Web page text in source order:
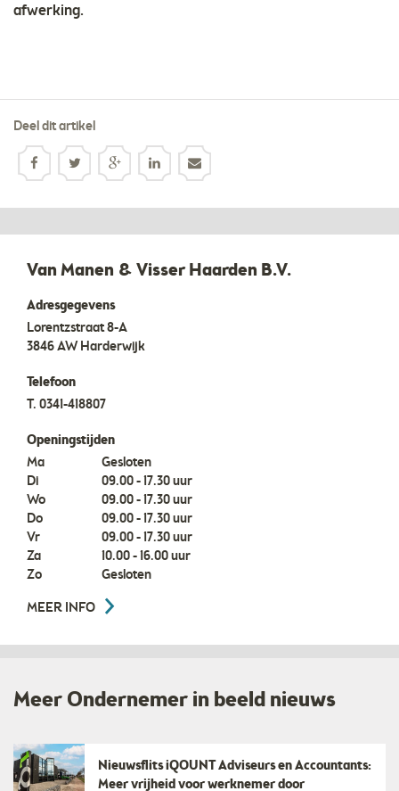
afwerking.
Deel dit artikel
Van Manen & Visser Haarden B.V.
Adresgegevens
Lorentzstraat 8-A
3846 AW Harderwijk
Telefoon
T. 0341-418807
Openingstijden
Ma
Gesloten
Di
09.00 - 17.30 uur
Wo
09.00 - 17.30 uur
Do
09.00 - 17.30 uur
Vr
09.00 - 17.30 uur
Za
10.00 - 16.00 uur
Zo
Gesloten
MEER INFO
Meer Ondernemer in beeld nieuws
Nieuwsflits iQOUNT Adviseurs en Accountants:
Meer vrijheid voor werknemer door